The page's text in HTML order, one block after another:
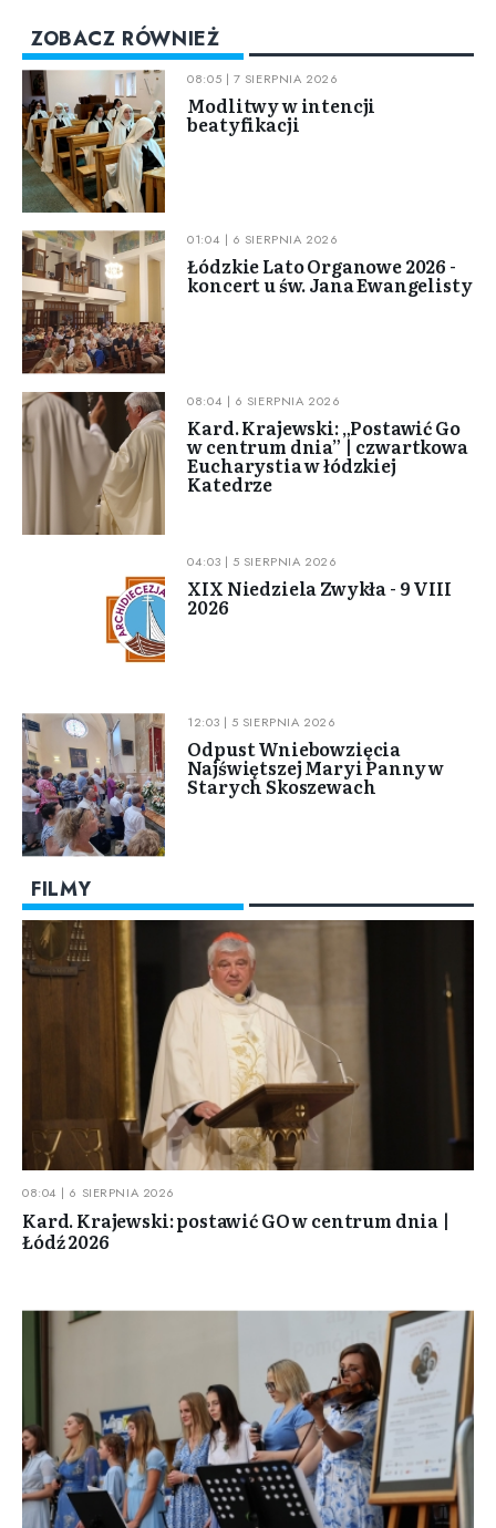
ZOBACZ RÓWNIEŻ
08:05 | 7 SIERPNIA 2026
Modlitwy w intencji
beatyfikacji
01:04 | 6 SIERPNIA 2026
Łódzkie Lato Organowe 2026 -
koncert u św. Jana Ewangelisty
08:04 | 6 SIERPNIA 2026
Kard. Krajewski: „Postawić Go
w centrum dnia” | czwartkowa
Eucharystia w łódzkiej
Katedrze
04:03 | 5 SIERPNIA 2026
XIX Niedziela Zwykła - 9 VIII
2026
12:03 | 5 SIERPNIA 2026
Odpust Wniebowzięcia
Najświętszej Maryi Panny w
Starych Skoszewach
FILMY
08:04 | 6 SIERPNIA 2026
Kard. Krajewski: postawić GO w centrum dnia |
Łódź 2026